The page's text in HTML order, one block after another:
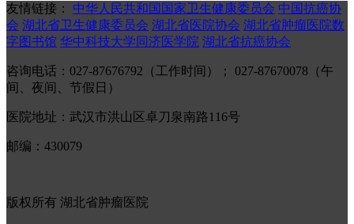
友情链接： 中华人民共和国国家卫生健康委员会 中国抗癌协
会 湖北省卫生健康委员会 湖北省医院协会 湖北省肿瘤医院数
字图书馆 华中科技大学同济医学院 湖北省抗癌协会
咨询电话：027-87676792（工作时间）； 027-87670078（午
间、夜间、节假日）
医院地址：武汉市洪山区卓刀泉南路116号
邮编：430079
版权所有 湖北省肿瘤医院